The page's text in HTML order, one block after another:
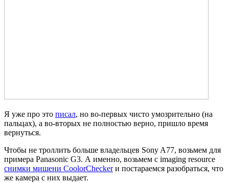
Я уже про это писал, но во-первых чисто умозрительно (на
пальцах), а во-вторых не полностью верно, пришло время
вернуться.
Чтобы не троллить больше владельцев Sony A77, возьмем для
примера Panasonic G3. А именно, возьмем с imaging resource
снимки мишени CoolorCheckerи постараемся разобраться, что
же камера с них выдает.